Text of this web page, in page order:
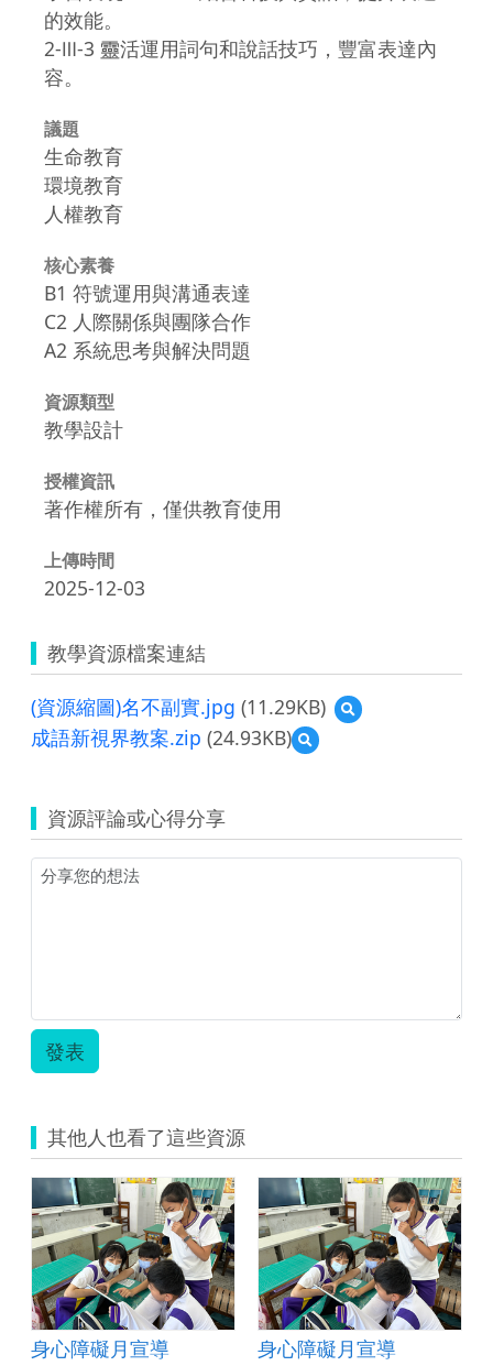
的效能。
2-Ⅲ-3 靈活運用詞句和說話技巧，豐富表達內
容。
議題
生命教育
環境教育
人權教育
核心素養
B1 符號運用與溝通表達
C2 人際關係與團隊合作
A2 系統思考與解決問題
資源類型
教學設計
授權資訊
著作權所有，僅供教育使用
上傳時間
2025-12-03
教學資源檔案連結
(資源縮圖)名不副實.jpg (11.29KB)
預
覽
不
成語新視界教案.zip (24.93KB)
預
覽
視
界
資源評論或心得分享
發表
其他人也看了這些資源
身心障礙月宣導 身心障礙月宣導